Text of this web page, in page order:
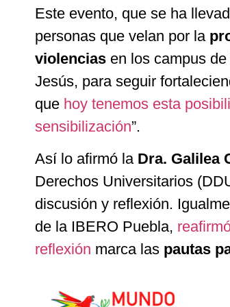
Este evento, que se ha
personas que velan por la
violencias en los campus
Jesús, para seguir
que hoy tenemos esta
sensibilización”.
Así lo afirmó la Dra. Galilea
Derechos Universitarios
discusión y reflexión.
de la IBERO Puebla,
reflexión marca las pautas